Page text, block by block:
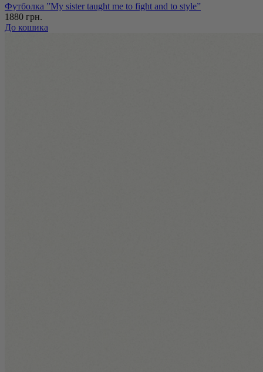
Футболка ”My sister taught me to fight and to style”
1880 грн.
До кошика